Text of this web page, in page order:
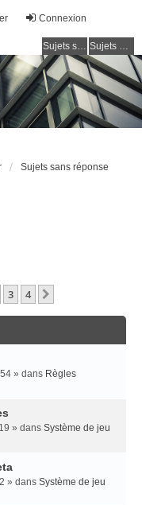
Connexion
Sujets sans réponse Sujets actifs
Sujets sans réponse
3 4
» dans Règles
» dans Système de jeu
» dans Système de jeu